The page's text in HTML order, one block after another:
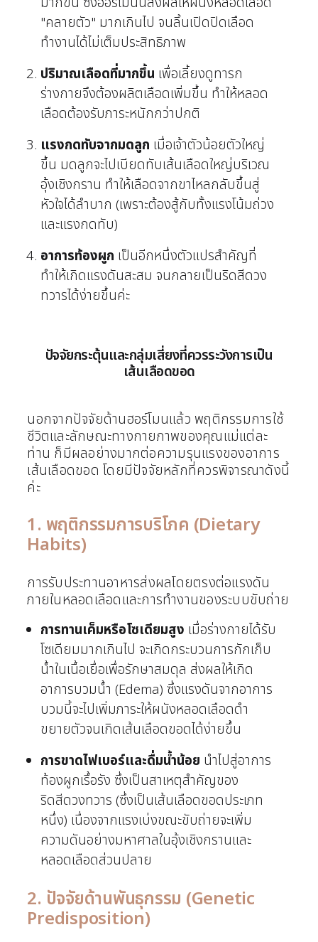
"คลายตัว" มากเกินไป จนลิ้นเปิดปิดเลือด
ทำงานได้ไม่เต็มประสิทธิภาพ
ปริมาณเลือดที่มากขึ้น เพื่อเลี้ยงดูทารก
ร่างกายจึงต้องผลิตเลือดเพิ่มขึ้น ทำให้หลอด
เลือดต้องรับภาระหนักกว่าปกติ
แรงกดทับจากมดลูก เมื่อเจ้าตัวน้อยตัวใหญ่
ขึ้น มดลูกจะไปเบียดทับเส้นเลือดใหญ่บริเวณ
อุ้งเชิงกราน ทำให้เลือดจากขาไหลกลับขึ้นสู่
หัวใจได้ลำบาก (เพราะต้องสู้กับทั้งแรงโน้มถ่วง
และแรงกดทับ)
อาการท้องผูก เป็นอีกหนึ่งตัวแปรสำคัญที่
ทำให้เกิดแรงดันสะสม จนกลายเป็นริดสีดวง
ทวารได้ง่ายขึ้นค่ะ
ปัจจัยกระตุ้นและกลุ่มเสี่ยงที่ควรระวังการเป็น
เส้นเลือดขอด
นอกจากปัจจัยด้านฮอร์โมนแล้ว พฤติกรรมการใช้
ชีวิตและลักษณะทางกายภาพของคุณแม่แต่ละ
ท่าน ก็มีผลอย่างมากต่อความรุนแรงของอาการ
เส้นเลือดขอด โดยมีปัจจัยหลักที่ควรพิจารณาดังนี้
ค่ะ
1. พฤติกรรมการบริโภค (Dietary
Habits)
การรับประทานอาหารส่งผลโดยตรงต่อแรงดัน
ภายในหลอดเลือดและการทำงานของระบบขับถ่าย
การทานเค็มหรือโซเดียมสูง เมื่อร่างกายได้รับ
โซเดียมมากเกินไป จะเกิดกระบวนการกักเก็บ
น้ำในเนื้อเยื่อเพื่อรักษาสมดุล ส่งผลให้เกิด
อาการบวมน้ำ (Edema) ซึ่งแรงดันจากอาการ
บวมนี้จะไปเพิ่มภาระให้ผนังหลอดเลือดดำ
ขยายตัวจนเกิดเส้นเลือดขอดได้ง่ายขึ้น
การขาดไฟเบอร์และดื่มน้ำน้อย นำไปสู่อาการ
ท้องผูกเรื้อรัง ซึ่งเป็นสาเหตุสำคัญของ
ริดสีดวงทวาร (ซึ่งเป็นเส้นเลือดขอดประเภท
หนึ่ง) เนื่องจากแรงเบ่งขณะขับถ่ายจะเพิ่ม
ความดันอย่างมหาศาลในอุ้งเชิงกรานและ
หลอดเลือดส่วนปลาย
2. ปัจจัยด้านพันธุกรรม (Genetic
Predisposition)